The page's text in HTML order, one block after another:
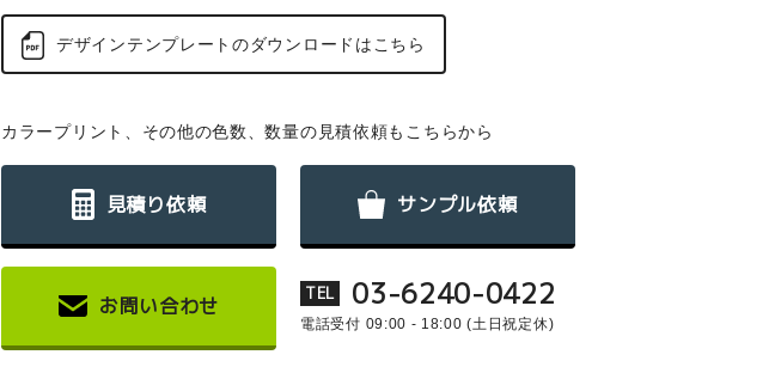
デザインテンプレートのダウンロードはこちら
カラープリント、その他の色数、数量の見積依頼もこちらから
見積り依頼 サンプル依頼
お問い合わせ
TEL 03-6240-0422
電話受付 09:00 - 18:00(土日祝定休)